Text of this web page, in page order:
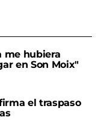
me hubiera
en Son Moix"
el traspaso